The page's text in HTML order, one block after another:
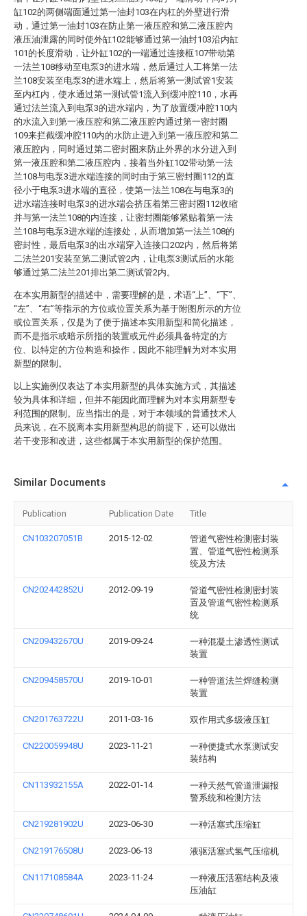
缸102的两侧端面通过第一油封103在内杠的外壁进行滑
动，通过第一油封103在防止第一液压腔和第二液压腔内
液压油泄露的同时使外缸102能够通过第一油封103沿内缸
101的长度滑动，让外缸102的一端通过连接框107带动第
一法兰108移动至电泵3的进水端，然后通过人工将第一法
兰108安装至电泵3的进水端上，然后将第一测试管1安装
至内杠内，使水通过第一测试管1流入到缓冲腔110，水再
通过法兰流入到电泵3的进水端内，为了放置缓冲腔110内
的水流入到第一液压腔和第二液压腔内通过第一密封圈
109来拦截缓冲腔110内的水防止进入到第一液压腔和第二
液压腔内，同时通过第二密封圈来防止外界的水分进入到
第一液压腔和第二液压腔内，接着当外缸102带动第一法
兰108与电泵3进水端连接的同时由于第三密封圈112的直
径小于电泵3进水端的直径，使第一法兰108在与电泵3的
进水端连接时电泵3的进水端会挤压着第三密封圈112收缩
并与第一法兰108的内连接，让密封圈能够紧贴着第一法
兰108与电泵3进水端的连接处，从而增加第一法兰108的
密封性，最后电泵3的出水端穿入连接口202内，然后将第
二法兰201安装至第二测试管2内，让电泵3测试后的水能
够通过第二法兰201排出第二测试管2内。
在本实用新型的描述中，需要理解的是，术语“上”、“下”、
“左”、“右”等指示的方位或位置关系为基于附图所示的方位
或位置关系，仅是为了便于描述本实用新型和简化描述，
而不是指示或暗示所指的装置或元件必须具备特定的方
位、以特定的方位构造和操作，因此不能理解为对本实用
新型的限制。
以上实施例仅表达了本实用新型的具体实施方式，其描述
较为具体和详细，但并不能因此而理解为对本实用新型专
利范围的限制。应当指出的是，对于本领域的普通技术人
员来说，在不脱离本实用新型构思的前提下，还可以做出
若干变形和改进，这些都属于本实用新型的保护范围。
Similar Documents
Publication Publication Date Title
CN103207051B 2015-12-02
管道气密性检测密封装
置、管道气密性检测系
统及方法
CN202442852U 2012-09-19
管道气密性检测密封装
置及管道气密性检测系
统
CN209432670U 2019-09-24
一种混凝土渗透性测试
装置
CN209458570U 2019-10-01
一种管道法兰焊缝检测
装置
CN201763722U 2011-03-16 双作用式多级液压缸
CN220059948U 2023-11-21
一种便捷式水泵测试安
装结构
CN113932155A 2022-01-14
一种天然气管道泄漏报
警系统和检测方法
CN219281902U 2023-06-30 一种活塞式压缩缸
CN219176508U 2023-06-13 液驱活塞式氢气压缩机
CN117108584A 2023-11-24
一种液压活塞结构及液
压油缸